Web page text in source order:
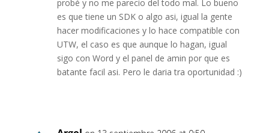
probé y no me parecio del todo mal. Lo bueno
es que tiene un SDK o algo asi, igual la gente
hacer modificaciones y lo hace compatible con
UTW, el caso es que aunque lo hagan, igual
sigo con Word y el panel de amin por que es
batante facil asi. Pero le daria tra oportunidad :)